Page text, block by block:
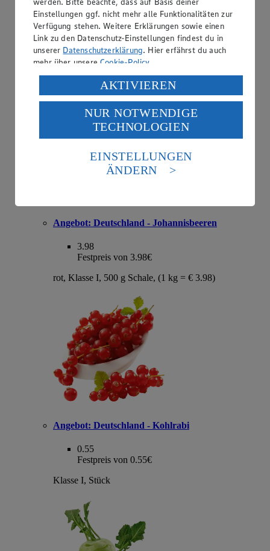
Angebot:Deutschland - Bio-Rispentomaten
2.49
Festpreis von 2.49€
Klasse II, 500 g Schale, (1 kg = € 4.98)
Angebot: Deutschland - Johannisbeeren
3.98
Festpreis von 3.98€
rot, Klasse I, 500 g Schale, (1 kg = € 3.98)
Angebot: Deutschland - Kohlrabi
0.55
Festpreis von 0.55€
Klasse I, Stück
Einstellungen ggf. nicht mehr alle Funktionalitäten zur
Verfügung stehen. Weitere Erklärungen sowie einen
Link zu den Datenschutz-Einstellungen findest du in
unserer Datenschutzerklärung. Hier erfährst du auch
mehr über unsereCookie-Policy.
Verarbeitung deiner personenbezogenen Daten in den
USA durch Facebook und YouTube:
Wenn du auf „Aktivieren“ klickst, willigst du im Sinne
des Art. 49 Abs. 1 Satz 1 lit. a) DSGVO ein, dass deine
Daten in den USA verarbeitet werden. Der EuGH sieht
die USA als Land mit einem nach europäischen
Standards nicht angemessenen Datenschutzniveau an.
Es besteht das Risiko eines Zugriffs durch US-
Informationen zum Herausgeber der Seite findest du
imImpressum
AKTIVIEREN
NUR NOTWENDIGE
TECHNOLOGIEN
EINSTELLUNGEN
ÄNDERN